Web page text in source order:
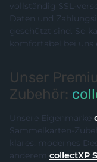
vollständig SSL-
Daten und
geschützt sind. So
komfortabel bei uns
Unser
Zubehör:
Unsere Eigenmarke
Sammelkarten-
klares, modernes
anderem collectXP